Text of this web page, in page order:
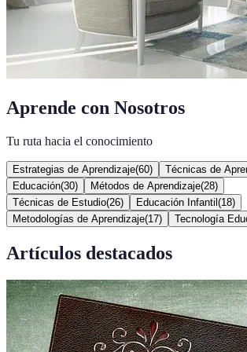
Aprende con Nosotros
Tu ruta hacia el conocimiento
Estrategias de Aprendizaje(60) Técnicas de
Educación(30) Métodos de Aprendizaje(28)
Técnicas de Estudio(26) Educación Infantil (18)
Metodologías de Aprendizaje(17) Tecnología
Artículos destacados